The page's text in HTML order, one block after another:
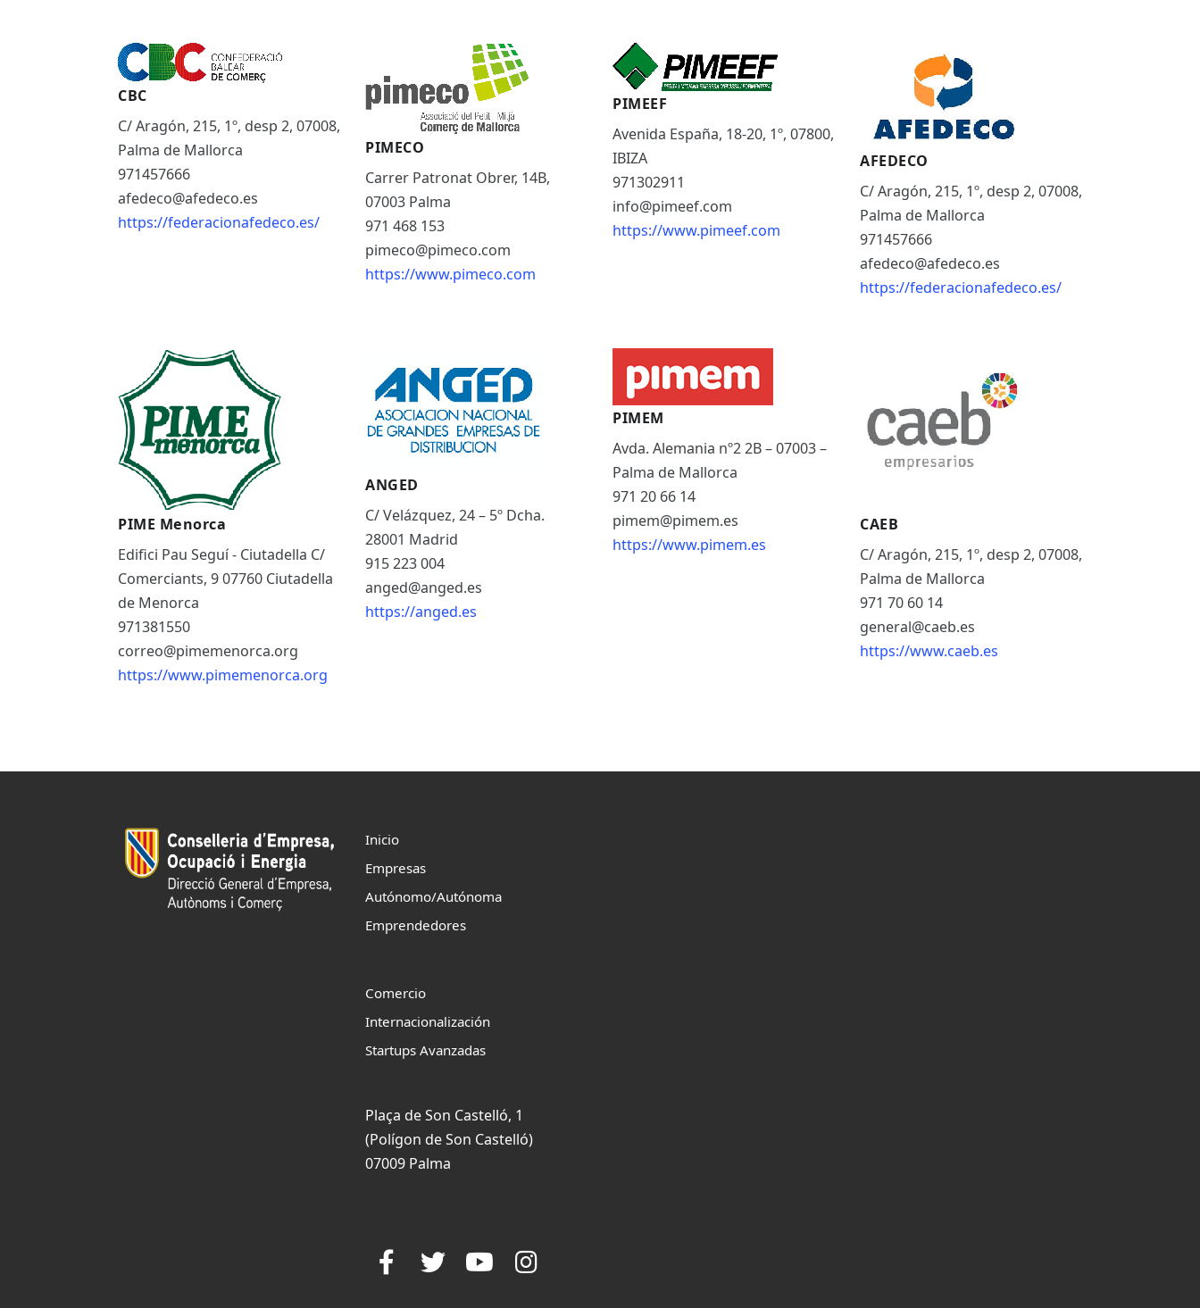
CBC
C/ Aragón, 215, 1º, desp 2, 07008,
Palma de Mallorca
971457666
afedeco@afedeco.es
https://federacionafedeco.es/
PIMECO
Carrer Patronat Obrer, 14B,
07003 Palma
971 468 153
pimeco@pimeco.com
https://www.pimeco.com
PIMEEF
Avenida España, 18-20, 1º, 07800,
IBIZA
971302911
info@pimeef.com
https://www.pimeef.com
AFEDECO
C/ Aragón, 215, 1º, desp 2, 07008,
Palma de Mallorca
971457666
afedeco@afedeco.es
https://federacionafedeco.es/
PIME Menorca
Edifici Pau Seguí - Ciutadella C/
Comerciants, 9 07760 Ciutadella
de Menorca
971381550
correo@pimemenorca.org
https://www.pimemenorca.org
ANGED
C/ Velázquez, 24 – 5º Dcha.
28001 Madrid
915 223 004
anged@anged.es
https://anged.es
PIMEM
Avda. Alemania nº2 2B – 07003 –
Palma de Mallorca
971 20 66 14
pimem@pimem.es
https://www.pimem.es
CAEB
C/ Aragón, 215, 1º, desp 2, 07008,
Palma de Mallorca
971 70 60 14
general@caeb.es
https://www.caeb.es
Inicio
Empresas
Autónomo/Autónoma
Emprendedores
Comercio
Internacionalización
Startups Avanzadas
Plaça de Son Castelló, 1
(Polígon de Son Castelló)
07009 Palma